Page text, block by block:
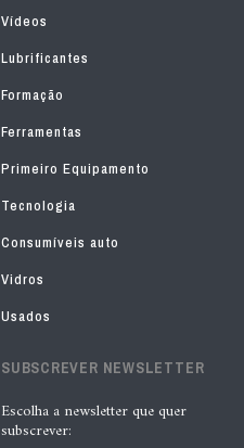
Vídeos
Lubrificantes
Formação
Ferramentas
Primeiro Equipamento
Tecnologia
Consumíveis auto
Vidros
Usados
SUBSCREVER NEWSLETTER
Escolha a newsletter que quer
subscrever: